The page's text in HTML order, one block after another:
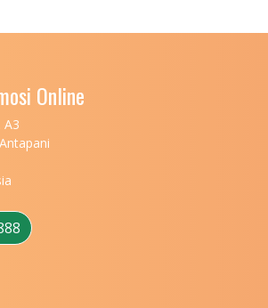
Online
A3